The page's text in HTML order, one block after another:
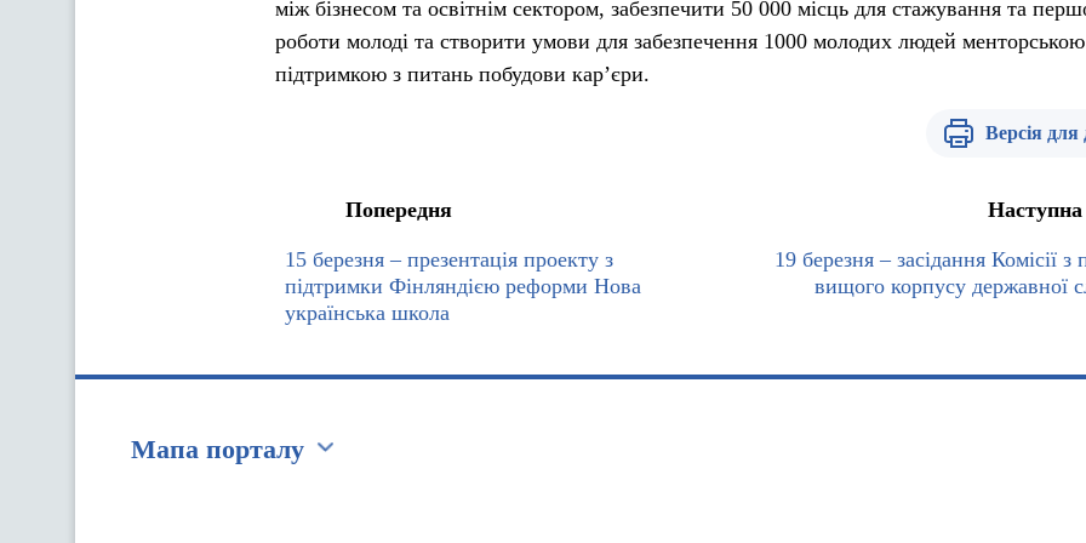
між бізнесом та освітнім сектором, забезпечити 50 000 місць для стажування та
роботи молоді та створити умови для забезпечення 1000 молодих людей менторською
підтримкою з питань побудови кар’єри.
Версія для
Попередня
15 березня – презентація проекту з
підтримки Фінляндією реформи Нова
українська школа
Наступна
19 березня – засідання Комісії з
вищого корпусу державної
Мапа порталу